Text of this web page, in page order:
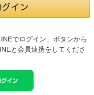
でログイン」ボタンから
と会員連携をしてくださ